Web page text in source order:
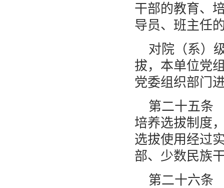
干部的教育、
导员、班主任
对院（系）
拔，本单位党
党委组织部门
第二十五条
培养选拔制度
选拔使用经过
部、少数民族
第二十六条